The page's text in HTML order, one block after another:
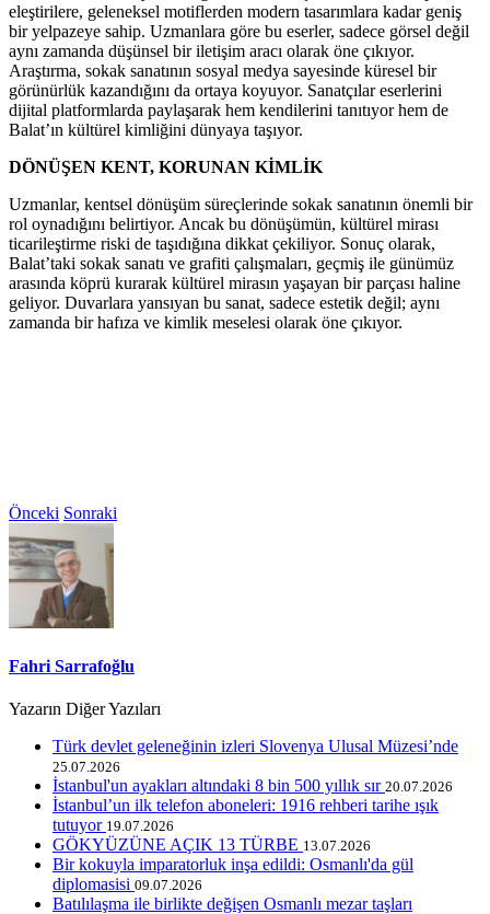
eleştirilere, geleneksel motiflerden modern tasarımlara kadar geniş
bir yelpazeye sahip. Uzmanlara göre bu eserler, sadece görsel değil
aynı zamanda düşünsel bir iletişim aracı olarak öne çıkıyor.
Araştırma, sokak sanatının sosyal medya sayesinde küresel bir
görünürlük kazandığını da ortaya koyuyor. Sanatçılar eserlerini
dijital platformlarda paylaşarak hem kendilerini tanıtıyor hem de
Balat’ın kültürel kimliğini dünyaya taşıyor.
DÖNÜŞEN KENT, KORUNAN KİMLİK
Uzmanlar, kentsel dönüşüm süreçlerinde sokak sanatının önemli bir
rol oynadığını belirtiyor. Ancak bu dönüşümün, kültürel mirası
ticarileştirme riski de taşıdığına dikkat çekiliyor. Sonuç olarak,
Balat’taki sokak sanatı ve grafiti çalışmaları, geçmiş ile günümüz
arasında köprü kurarak kültürel mirasın yaşayan bir parçası haline
geliyor. Duvarlara yansıyan bu sanat, sadece estetik değil; aynı
zamanda bir hafıza ve kimlik meselesi olarak öne çıkıyor.
Önceki Sonraki
Fahri Sarrafoğlu
Yazarın Diğer Yazıları
Türk devlet geleneğinin izleri Slovenya Ulusal Müzesi’nde
25.07.2026
İstanbul'un ayakları altındaki 8 bin 500 yıllık sır 20.07.2026
İstanbul’un ilk telefon aboneleri: 1916 rehberi tarihe ışık
tutuyor 19.07.2026
GÖKYÜZÜNE AÇIK 13 TÜRBE 13.07.2026
Bir kokuyla imparatorluk inşa edildi: Osmanlı'da gül
diplomasisi 09.07.2026
Batılılaşma ile birlikte değişen Osmanlı mezar taşları